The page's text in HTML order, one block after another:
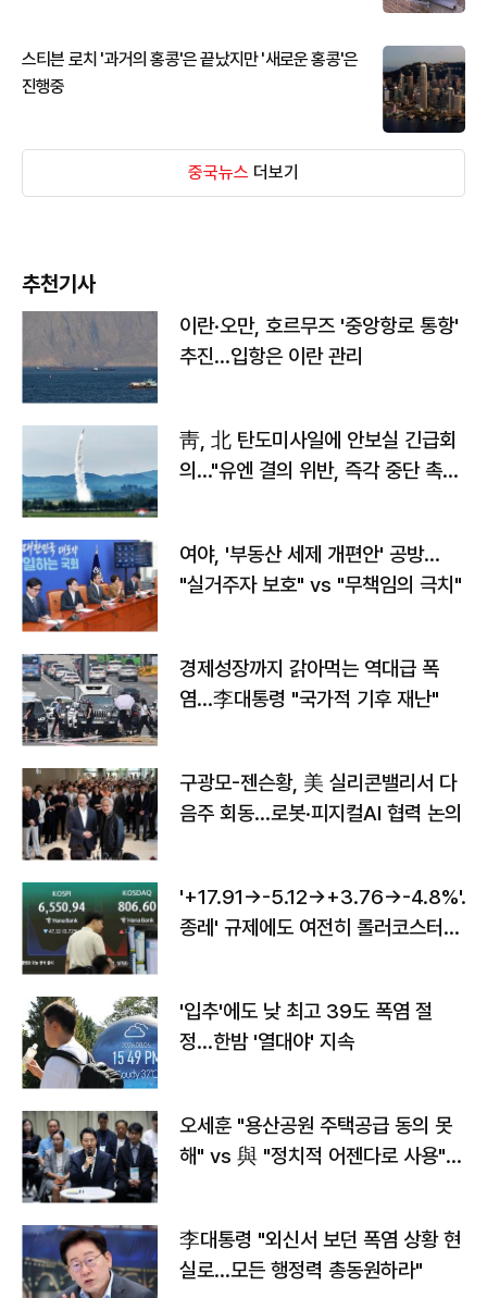
스티븐 로치 '과거의 홍콩'은 끝났지만 '새로운 홍콩'은
진행중
중국뉴스 더보기
추천기사
이란·오만, 호르무즈 '중앙항로 통항'
추진…입항은 이란 관리
靑, 北 탄도미사일에 안보실 긴급회
의…"유엔 결의 위반, 즉각 중단 촉
여야, '부동산 세제 개편안' 공방…
"실거주자 보호" vs "무책임의 극치"
경제성장까지 갉아먹는 역대급 폭
염…李대통령 "국가적 기후 재난"
구광모-젠슨황, 美 실리콘밸리서 다
음주 회동…로봇·피지컬AI 협력 논의
'+17.91→-5.12→+3.76→-4.8%'…'
종레' 규제에도 여전히 롤러코스터
'입추'에도 낮 최고 39도 폭염 절
정…한밤 '열대야' 지속
오세훈 "용산공원 주택공급 동의 못
해" vs 與 "정치적 어젠다로 사용"
李대통령 "외신서 보던 폭염 상황 현
실로…모든 행정력 총동원하라"